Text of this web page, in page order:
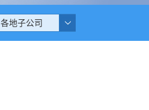
各地子公司